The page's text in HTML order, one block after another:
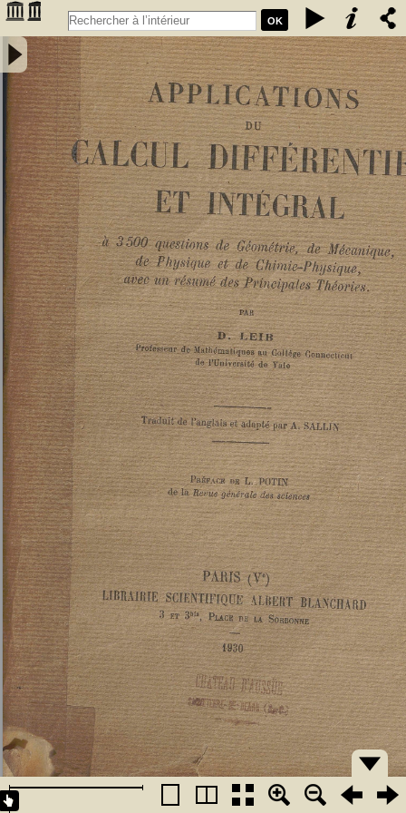
OK
Applications du calcul différentiel et intégral : à 3500 questions de
géométrie, de mécanique, de physique et de chimie-physique, avec
un résumé des principales théories - Leib, David Deitch (1879-19..).
Auteur